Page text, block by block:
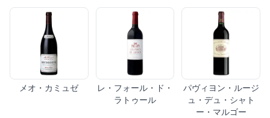
メオ・カミュゼ
レ・フォール・ド・
ラトゥール
パヴィヨン・ルージ
ュ・デュ・シャト
ー・マルゴー